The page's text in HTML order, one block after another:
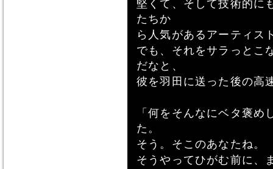
堅くて、そして技術的に
たちか
ら人気があるアーティス
でも、それをサラっとこ
だなと、
彼を羽田に送った後の高
「何をそんなにベタ褒
た。
そう。そこのあなたね。
そうやってひがむ前に、